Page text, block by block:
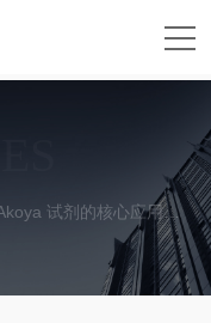
试剂的核心应用场景解析